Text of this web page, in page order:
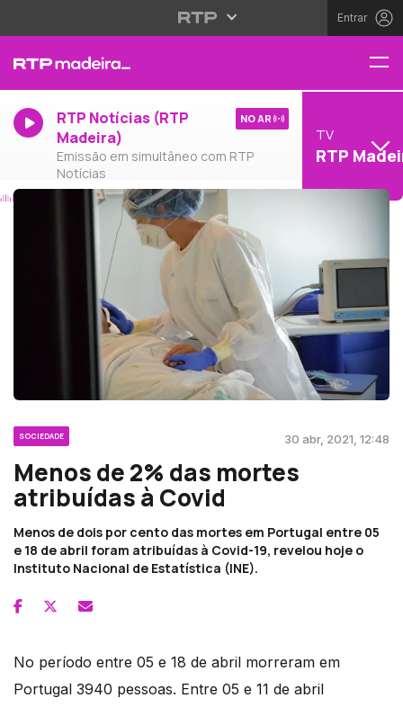
Entrar
RTP Notícias (RTP
Madeira)
Emissão em simultâneo com RTP
Notícias
NO AR
TV
RTP
SOCIEDADE 30 abr, 2021, 12:48
Menos de 2% das mortes
atribuídas à Covid
Menos de dois por cento das mortes em Portugal entre 05
e 18 de abril foram atribuídas à Covid-19, revelou hoje o
Instituto Nacional de Estatística (INE).
No período entre 05 e 18 de abril morreram em
Portugal 3940 pessoas. Entre 05 e 11 de abril